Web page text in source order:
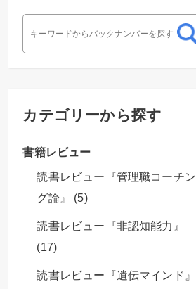
カテゴリーから探す
書籍レビュー
読書レビュー『管理職コーチン
グ論』 (5)
読書レビュー『非認知能力』
(17)
読書レビュー『遺伝マインド』